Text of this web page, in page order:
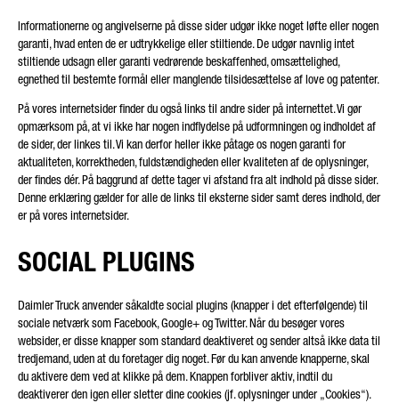
Informationerne og angivelserne på disse sider udgør ikke noget løfte eller nogen
garanti, hvad enten de er udtrykkelige eller stiltiende. De udgør navnlig intet
stiltiende udsagn eller garanti vedrørende beskaffenhed, omsættelighed,
egnethed til bestemte formål eller manglende tilsidesættelse af love og patenter.
På vores internetsider finder du også links til andre sider på internettet. Vi gør
opmærksom på, at vi ikke har nogen indflydelse på udformningen og indholdet af
de sider, der linkes til. Vi kan derfor heller ikke påtage os nogen garanti for
aktualiteten, korrektheden, fuldstændigheden eller kvaliteten af de oplysninger,
der findes dér. På baggrund af dette tager vi afstand fra alt indhold på disse sider.
Denne erklæring gælder for alle de links til eksterne sider samt deres indhold, der
er på vores internetsider.
SOCIAL PLUGINS
Daimler Truck anvender såkaldte social plugins (knapper i det efterfølgende) til
sociale netværk som Facebook, Google+ og Twitter. Når du besøger vores
websider, er disse knapper som standard deaktiveret og sender altså ikke data til
tredjemand, uden at du foretager dig noget. Før du kan anvende knapperne, skal
du aktivere dem ved at klikke på dem. Knappen forbliver aktiv, indtil du
deaktiverer den igen eller sletter dine cookies (jf. oplysninger under „Cookies“).